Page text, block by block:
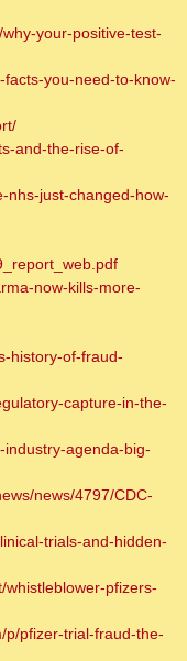
your-positive-test-
you-need-to-know-
and-the-rise-of-
nhs-just-changed-how-
now-kills-more-
history-of-fraud-
capture-in-the-
agenda-big-
news/4797/CDC-
trials-and-hidden-
pfizers-
p/pfizer-trial-fraud-the-